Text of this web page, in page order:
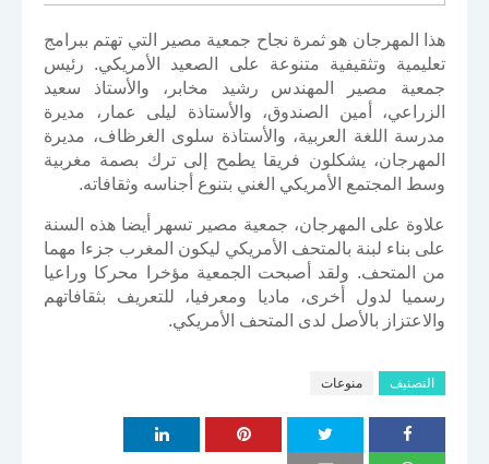
هذا المهرجان هو ثمرة نجاح جمعية مصير التي تهتم ببرامج
تعليمية وتثقيفية متنوعة على الصعيد الأمريكي. رئيس
جمعية مصير المهندس رشيد مخابر، والأستاذ سعيد
الزراعي، أمين الصندوق، والأستاذة ليلى عمار، مديرة
مدرسة اللغة العربية، والأستاذة سلوى الغرظاف، مديرة
المهرجان، يشكلون فريقا يطمح إلى ترك بصمة مغربية
وسط المجتمع الأمريكي الغني بتنوع أجناسه وثقافاته.
علاوة على المهرجان، جمعية مصير تسهر أيضا هذه السنة
على بناء لبنة بالمتحف الأمريكي ليكون المغرب جزءا مهما
من المتحف. ولقد أصبحت الجمعية مؤخرا محركا وراعيا
رسميا لدول أخرى، ماديا ومعرفيا، للتعريف بثقافاتهم
والاعتزاز بالأصل لدى المتحف الأمريكي.
التصنيف منوعات